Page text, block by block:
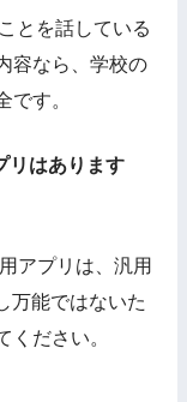
とを話している
容なら、学校の
です。
リはあります
アプリは、汎用
万能ではないた
ださい。